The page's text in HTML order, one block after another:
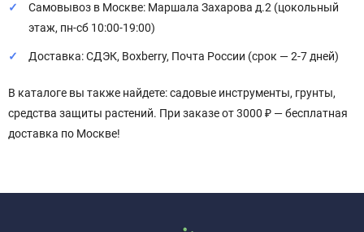
Самовывоз в Москве: Маршала Захарова д.2 (цокольный
этаж, пн-сб 10:00-19:00)
Доставка: СДЭК, Boxberry, Почта России (срок — 2-7 дней)
В каталоге вы также найдете: садовые инструменты, грунты,
средства защиты растений. При заказе от 3000 ₽ — бесплатная
доставка по Москве!